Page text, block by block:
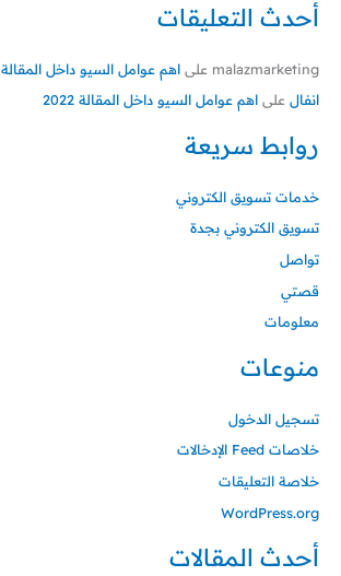
أحدث التعليقات
malazmarketing على اهم عوامل السيو داخل المقالة 2022
انفال على اهم عوامل السيو داخل المقالة 2022
روابط سريعة
خدمات تسويق الكتروني
تسويق الكتروني بجدة
تواصل
قصتي
معلومات
منوعات
تسجيل الدخول
خلاصات Feed الإدخالات
خلاصة التعليقات
WordPress.org
أحدث المقالات